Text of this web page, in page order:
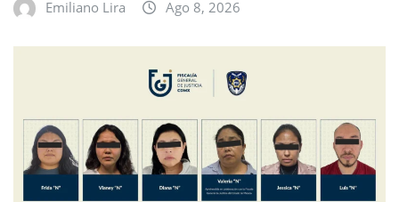
Emiliano Lira Ago 8, 2026